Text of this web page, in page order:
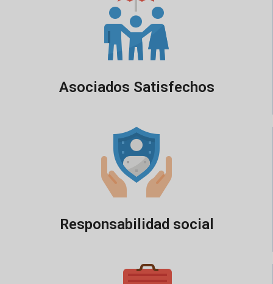
Asociados Satisfechos
Responsabilidad social